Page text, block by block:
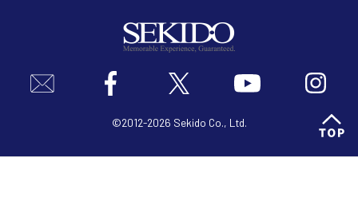
©2012-2026 Sekido Co., Ltd.